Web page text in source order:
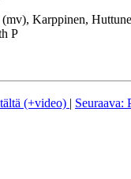
Karppinen,
P
(+video) | Seuraava: